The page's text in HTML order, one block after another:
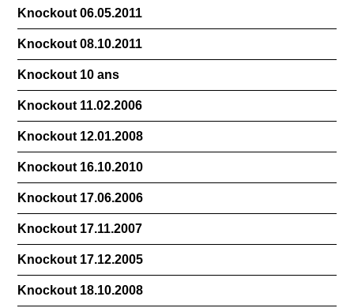
Knockout 06.05.2011
Knockout 08.10.2011
Knockout 10 ans
Knockout 11.02.2006
Knockout 12.01.2008
Knockout 16.10.2010
Knockout 17.06.2006
Knockout 17.11.2007
Knockout 17.12.2005
Knockout 18.10.2008